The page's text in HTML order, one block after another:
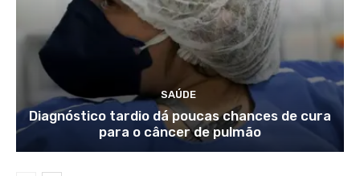
SAÚDE
Diagnóstico tardio dá poucas chances de cura
para o câncer de pulmão